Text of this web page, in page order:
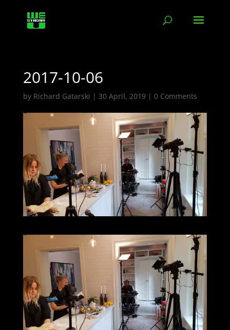
2017-10-06
by Richard Gatarski | 30 April, 2019 | 0 Comments